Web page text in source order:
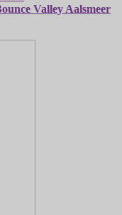
Valley Aalsmeer